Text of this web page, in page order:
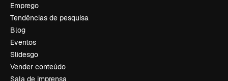
Emprego
Tendências de pesquisa
Blog
Eventos
Slidesgo
Vender conteúdo
Sala de imprensa